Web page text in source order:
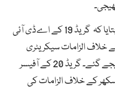
آئی جی سندھ نے اجلاس کو بتایا کہ گریڈ 19 کے اےڈی آئی
خلاف الزامات سیکریٹری
داخلہ کو جولائی 2019 کو بھیجے گئے۔ گریڈ 20 کے آفیسر
سکھر کے خلاف الزامات کی